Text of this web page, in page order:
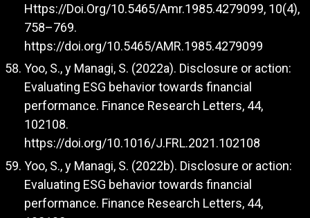
Https://Doi.Org/10.5465/Amr.1985.4279099, 10(4),
758–769.
https://doi.org/10.5465/AMR.1985.4279099
Yoo, S., y Managi, S. (2022a). Disclosure or action:
Evaluating ESG behavior towards financial
performance. Finance Research Letters, 44,
102108.
https://doi.org/10.1016/J.FRL.2021.102108
Yoo, S., y Managi, S. (2022b). Disclosure or action:
Evaluating ESG behavior towards financial
performance. Finance Research Letters, 44,